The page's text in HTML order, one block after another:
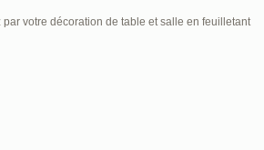
par votre décoration de table et salle en feuilletant